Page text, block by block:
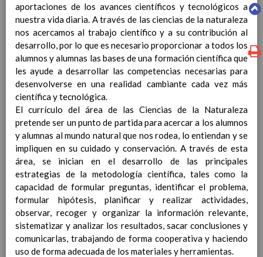
La entrada en vigor del Real Decreto 126/2014, de 28 de
febrero, por el que se establece el currículo básico de la
Educación Primaria, se ha hecho necesario la revisión y
adecuación de nuestro Plan de Centro a esta normativa, el cual
usted podrá consultar desde este sitio web.
Esperamos que sea de su interés.
Contenido
IntroducciÃ³n
AnÃ¡lisis del Contexto
Proyecto Educativo
Marco Normativo
Objetivos propios para la mejora del rendimiento
escolar
LÃ­neas generales de actuaciÃ³n pedagÃ³gica
CoordinaciÃ³n y concreciÃ³n de los contenidos
curriculares, asÃ­ como el tratamiento transversal
en las Ã¡reas de la educaciÃ³n en valores y otras
aportaciones de los avances científicos y tecnológicos a
nuestra vida diaria. A través de las ciencias de la naturaleza
nos acercamos al trabajo científico y a su contribución al
desarrollo, por lo que es necesario proporcionar a todos los
alumnos y alumnas las bases de una formación científica que
les ayude a desarrollar las competencias necesarias para
desenvolverse en una realidad cambiante cada vez más
científica y tecnológica.
El currículo del área de las Ciencias de la Naturaleza
pretende ser un punto de partida para acercar a los alumnos
y alumnas al mundo natural que nos rodea, lo entiendan y se
impliquen en su cuidado y conservación. A través de esta
área, se inician en el desarrollo de las principales
estrategias de la metodología científica, tales como la
capacidad de formular preguntas, identificar el problema,
formular hipótesis, planificar y realizar actividades,
observar, recoger y organizar la información relevante,
sistematizar y analizar los resultados, sacar conclusiones y
comunicarlas, trabajando de forma cooperativa y haciendo
uso de forma adecuada de los materiales y herramientas.